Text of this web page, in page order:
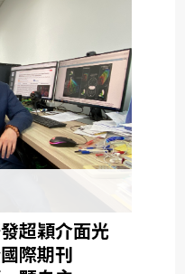
超穎介面光
際期刊